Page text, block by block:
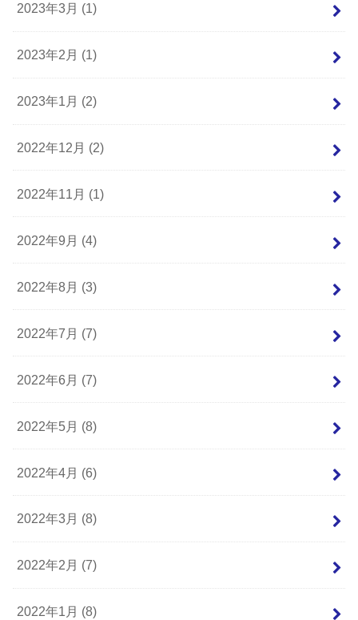
2023年3月 (1)
2023年2月 (1)
2023年1月 (2)
2022年12月 (2)
2022年11月 (1)
2022年9月 (4)
2022年8月 (3)
2022年7月 (7)
2022年6月 (7)
2022年5月 (8)
2022年4月 (6)
2022年3月 (8)
2022年2月 (7)
2022年1月 (8)